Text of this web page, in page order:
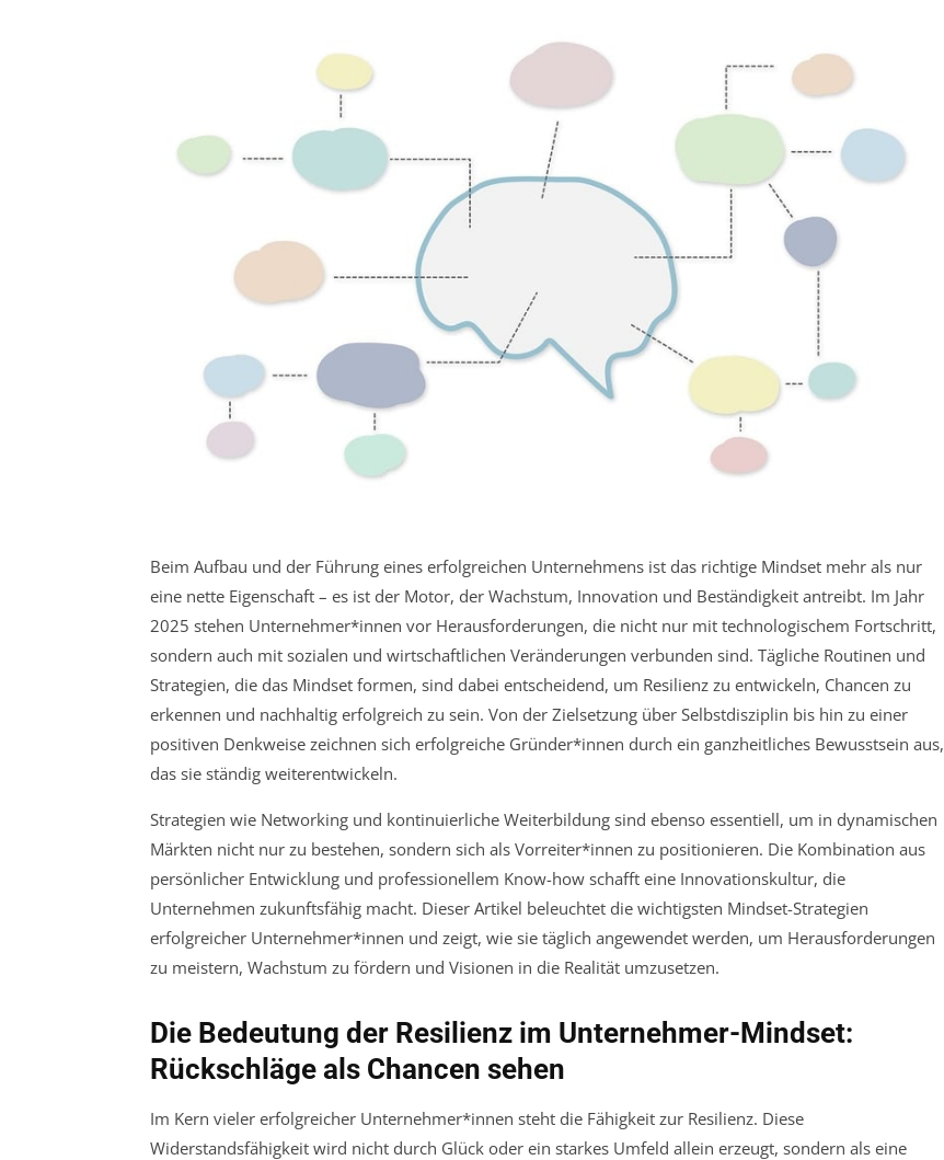
Beim Aufbau und der Führung eines erfolgreichen Unternehmens ist das richtige Mindset mehr als nur
eine nette Eigenschaft – es ist der Motor, der Wachstum, Innovation und Beständigkeit antreibt. Im Jahr
2025 stehen Unternehmer*innen vor Herausforderungen, die nicht nur mit technologischem Fortschritt,
sondern auch mit sozialen und wirtschaftlichen Veränderungen verbunden sind. Tägliche Routinen und
Strategien, die das Mindset formen, sind dabei entscheidend, um Resilienz zu entwickeln, Chancen zu
erkennen und nachhaltig erfolgreich zu sein. Von der Zielsetzung über Selbstdisziplin bis hin zu einer
positiven Denkweise zeichnen sich erfolgreiche Gründer*innen durch ein ganzheitliches Bewusstsein aus,
das sie ständig weiterentwickeln.
Strategien wie Networking und kontinuierliche Weiterbildung sind ebenso essentiell, um in dynamischen
Märkten nicht nur zu bestehen, sondern sich als Vorreiter*innen zu positionieren. Die Kombination aus
persönlicher Entwicklung und professionellem Know-how schafft eine Innovationskultur, die
Unternehmen zukunftsfähig macht. Dieser Artikel beleuchtet die wichtigsten Mindset-Strategien
erfolgreicher Unternehmer*innen und zeigt, wie sie täglich angewendet werden, um Herausforderungen
zu meistern, Wachstum zu fördern und Visionen in die Realität umzusetzen.
Die Bedeutung der Resilienz im Unternehmer-Mindset:
Rückschläge als Chancen sehen
Im Kern vieler erfolgreicher Unternehmer*innen steht die Fähigkeit zur Resilienz. Diese
Widerstandsfähigkeit wird nicht durch Glück oder ein starkes Umfeld allein erzeugt, sondern als eine